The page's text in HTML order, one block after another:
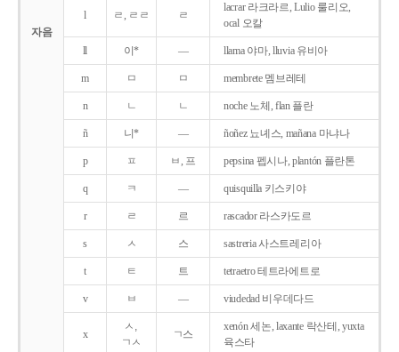
자음
l ㄹ, ㄹㄹ ㄹ
lacrar 라크라르, Lulio 룰리오,
ocal 오칼
ll 이* ― llama 야마, lluvia 유비아
m ㅁ ㅁ membrete 멤브레테
n ㄴ ㄴ noche 노체, flan 플란
ñ 니* ― ñoñez 뇨녜스, mañana 마냐나
p ㅍ ㅂ, 프 pepsina 펩시나, plantón 플란톤
q ㅋ ― quisquilla 키스키야
r ㄹ 르 rascador 라스카도르
s ㅅ 스 sastreria 사스트레리아
t ㅌ 트 tetraetro 테트라에트로
v ㅂ ― viudedad 비우데다드
x
ㅅ,
ㄱㅅ
ㄱ스
xenón 세논, laxante 락산테, yuxta
육스타